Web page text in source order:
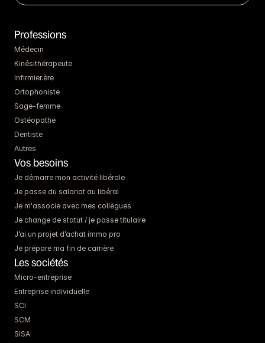
Professions
Médecin
Kinésithérapeute
Infirmier.ère
Ortophoniste
Sage-femme
Ostéopathe
Dentiste
Autres
Vos besoins
Je démarre mon activité libérale
Je passe du salariat au libéral
Je m'associe avec mes collègues
Je change de statut / je passe titulaire
J’ai un projet d’achat immo pro
Je prépare ma fin de carrière
Les sociétés
Micro-entreprise
Entreprise individuelle
SCI
SCM
SISA